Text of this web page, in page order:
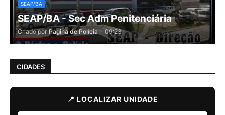
SEAP/BA
SEAP/BA - Sec Adm Penitenciária
Criado por Pagina de Polícia - 09:23
CIDADES
📍 LOCALIZAR UNIDADE